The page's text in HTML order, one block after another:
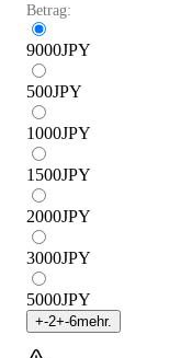
Betrag:
9000JPY
500JPY
1000JPY
1500JPY
2000JPY
3000JPY
5000JPY
+-2+-6mehr.